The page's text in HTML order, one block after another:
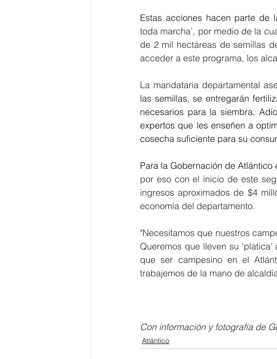
Estas acciones hacen parte de
toda marcha’, por medio de la
de 2 mil hectáreas de semillas
La mandataria departamental
las semillas, se entregarán
necesarios para la siembra.
expertos que les enseñen a
cosecha suficiente para su
Para la Gobernación de
por eso con el inicio de este
ingresos aproximados de $4
economía del departamento.
"Necesitamos que nuestros
Queremos que lleven su
que ser campesino en el
trabajemos de la mano de
Con información y fotografía de
Atlántico